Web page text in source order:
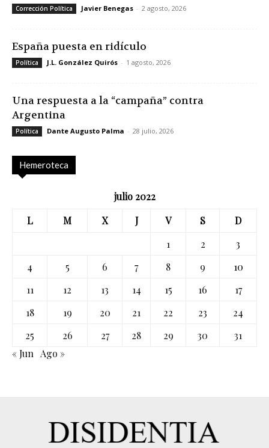
Corrección Política Javier Benegas - 2 agosto, 2026
España puesta en ridículo
Política J.L. González Quirós - 1 agosto, 2026
Una respuesta a la “campaña” contra
Argentina
Política Dante Augusto Palma - 28 julio, 2026
Hemeroteca
julio 2022
L
M X J V S
D
1
2
3
4
5 6 7 8 9
10
11
12 13 14 15 16
17
18
19 20 21 22 23
24
25
26 27 28 29 30
31
« Jun Ago »